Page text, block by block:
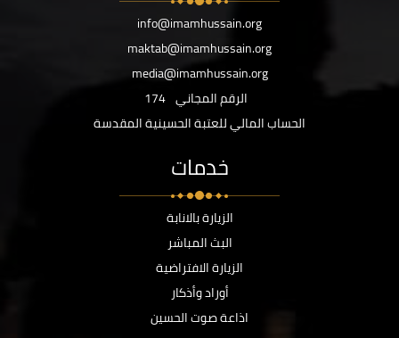
info@imamhussain.org
maktab@imamhussain.org
media@imamhussain.org
الرقم المجاني 174
الحساب المالي للعتبة الحسينية المقدسة
خدمات
الزيارة بالانابة
البث المباشر
الزيارة الافتراضية
أوراد وأذكار
اذاعة صوت الحسين